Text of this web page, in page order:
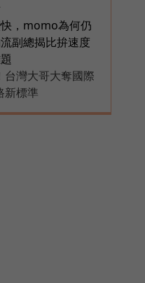
，momo為何仍
副總揭比拚速度
台灣大哥大奪國際
新標準